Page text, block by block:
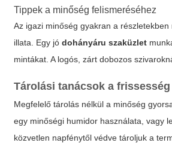
Tippek a minőség felismeréséhez
Az igazi minőség gyakran a
illata. Egy jódohányáru szaküzlet
mintákat. A logós, zárt dobozos
Tárolási tanácsok a
Megfelelő tárolás nélkül a minőség
egy minőségi humidor használata, vagy
közvetlen napfénytől védve tároljuk a